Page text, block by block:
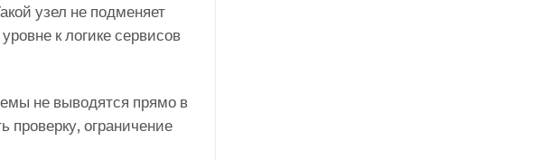
узел не подменяет
к логике сервисов
не выводятся прямо в
проверку, ограничение